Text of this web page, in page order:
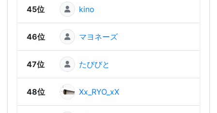
45位 kino
46位 マヨネーズ
47位 たびびと
48位 Xx_RYO_xX